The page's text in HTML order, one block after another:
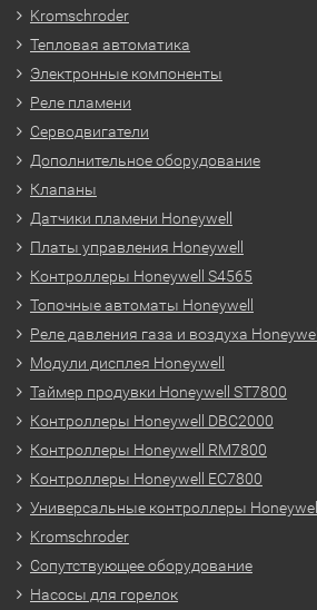
Kromschroder
Тепловая автоматика
Электронные компоненты
Реле пламени
Серводвигатели
Дополнительное оборудование
Клапаны
Датчики пламени Honeywell
Платы управления Honeywell
Контроллеры Honeywell S4565
Топочные автоматы Honeywell
Реле давления газа и воздуха Honeywell
Модули дисплея Honeywell
Таймер продувки Honeywell ST7800
Контроллеры Honeywell DBC2000
Контроллеры Honeywell RM7800
Контроллеры Honeywell EC7800
Универсальные контроллеры Honeywell
Kromschroder
Сопутствующее оборудование
Насосы для горелок